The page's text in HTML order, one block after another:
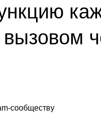
сообществу